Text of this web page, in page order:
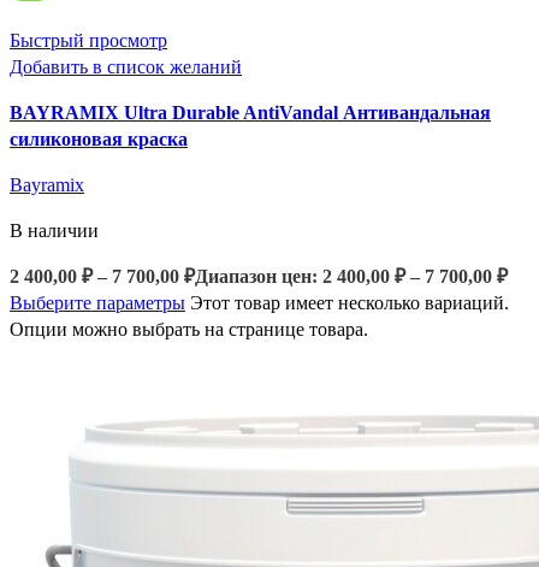
Быстрый просмотр
Добавить в список желаний
BAYRAMIX Ultra Durable AntiVandal Антивандальная
силиконовая краска
Bayramix
В наличии
2 400,00 ₽ – 7 700,00 ₽Диапазон цен: 2 400,00 ₽ – 7 700,00 ₽
Выберите параметры Этот товар имеет несколько вариаций.
Опции можно выбрать на странице товара.